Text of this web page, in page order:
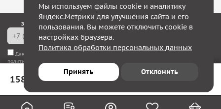
158 ₽
Закажите обратный звонок — в течение 10 минут мы с Вами свяжемся!
Даю согласие на обработку моих персональных данных
политикой конфиденциальности
Юридическим лицам
Акции
Мы используем файлы cookie и аналитику
Яндекс.Метрики для улучшения сайта и его
пользования. Вы можете отключить cookie в
настройках браузера.
Политика обработки персональных данных
Принять Отклонить